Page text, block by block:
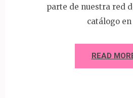
parte de nuestra red
catálogo
READ